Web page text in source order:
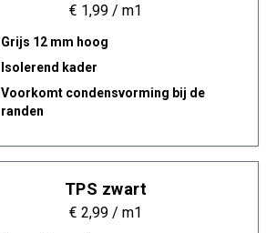
€ 1,99 / m1
Grijs 12 mm hoog
Isolerend kader
Voorkomt condensvorming bij de
randen
TPS zwart
€ 2,99 / m1